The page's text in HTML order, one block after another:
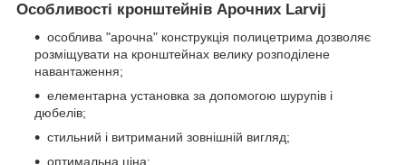
Особливості кронштейнів Арочних Larvij
особлива "арочна" конструкція полицетрима дозволяє
розміщувати на кронштейнах велику розподілене
навантаження;
елементарна установка за допомогою шурупів і
дюбелів;
стильний і витриманий зовнішній вигляд;
оптимальна ціна;